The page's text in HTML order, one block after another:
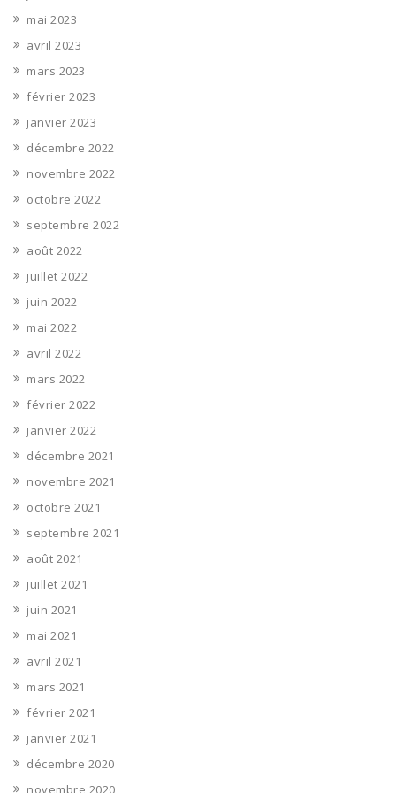
mai 2023
avril 2023
mars 2023
février 2023
janvier 2023
décembre 2022
novembre 2022
octobre 2022
septembre 2022
août 2022
juillet 2022
juin 2022
mai 2022
avril 2022
mars 2022
février 2022
janvier 2022
décembre 2021
novembre 2021
octobre 2021
septembre 2021
août 2021
juillet 2021
juin 2021
mai 2021
avril 2021
mars 2021
février 2021
janvier 2021
décembre 2020
novembre 2020